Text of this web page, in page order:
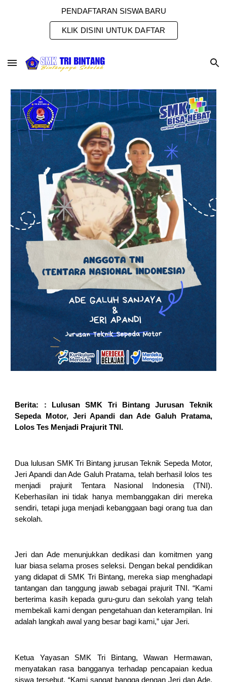
PENDAFTARAN SISWA BARU
KLIK DISINI UNTUK DAFTAR
Berita: : Lulusan SMK Tri Bintang Jurusan Teknik
Sepeda Motor, Jeri Apandi dan Ade Galuh Pratama,
Lolos Tes Menjadi Prajurit TNI.
Dua lulusan SMK Tri Bintang jurusan Teknik Sepeda Motor,
Jeri Apandi dan Ade Galuh Pratama, telah berhasil lolos tes
menjadi prajurit Tentara Nasional Indonesia (TNI).
Keberhasilan ini tidak hanya membanggakan diri mereka
sendiri, tetapi juga menjadi kebanggaan bagi orang tua dan
sekolah.
Jeri dan Ade menunjukkan dedikasi dan komitmen yang
luar biasa selama proses seleksi. Dengan bekal pendidikan
yang didapat di SMK Tri Bintang, mereka siap menghadapi
tantangan dan tanggung jawab sebagai prajurit TNI. “Kami
berterima kasih kepada guru-guru dan sekolah yang telah
membekali kami dengan pengetahuan dan keterampilan. Ini
adalah langkah awal yang besar bagi kami,” ujar Jeri.
Ketua Yayasan SMK Tri Bintang, Wawan Hermawan,
menyatakan rasa bangganya terhadap pencapaian kedua
siswa tersebut. “Kami sangat bangga dengan Jeri dan Ade.